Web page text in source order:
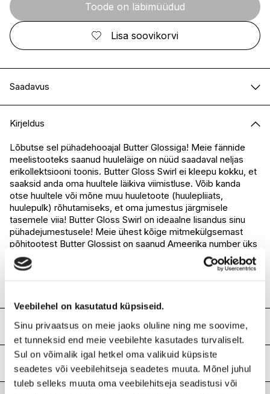
Veebilehel on kasutatud küpsiseid.
Sinu privaatsus on meie jaoks oluline ning me soovime,
et tunneksid end meie veebilehte kasutades turvaliselt.
Sul on võimalik igal hetkel oma valikuid küpsiste
seadetes või veebilehitseja seadetes muuta. Mõnel juhul
tuleb selleks muuta oma veebilehitseja seadistusi või
Toode on läbimüüdud
Lisa soovikorvi
Saadavus
I.L.U. Kristiine
I.L.U. Ülemiste
Ei ole saadaval
I.L.U. Rocca
Ei ole saadaval
I.L.U. Lõunakeskus
Ei ole saadaval
I.L.U. Pärnu
Ei ole saadaval
Kirjeldus
Lõbutse sel pühadehooajal Butter Glossiga! Meie fännide
meelistooteks saanud huuleläige on nüüd saadaval neljas
erikollektsiooni toonis. Butter Gloss Swirl ei kleepu kokku, et
saaksid anda oma huultele läikiva viimistluse. Võib kanda
otse huultele või mõne muu huuletoote (huulepliiats,
huulepulk) rõhutamiseks, et oma jumestus järgmisele
tasemele viia! Butter Gloss Swirl on ideaalne lisandus sinu
pühadejumestusele! Meie ühest kõige mitmekülgsemast
põhitootest Butter Glossist on saanud Ameerika number üks
huuleläige.*
Kanna huuleläiget aplikaatoriga õrnalt ülemisele ja alumisele
Koostis
PARAFFINUM LIQUIDUM / MINERAL OIL / HUILE
MINERALE • POLYISOBUTENE • DIISOSTEARYL MALATE
• OCTYLDODECANOL • PEG-8 BEESWAX • SILICA
DIMETHYL SILYLATE [NANO] / SILICA DIMETHYL
Lisainfo
Kaubamärk
NYX PROFESSIONAL MAKEUP